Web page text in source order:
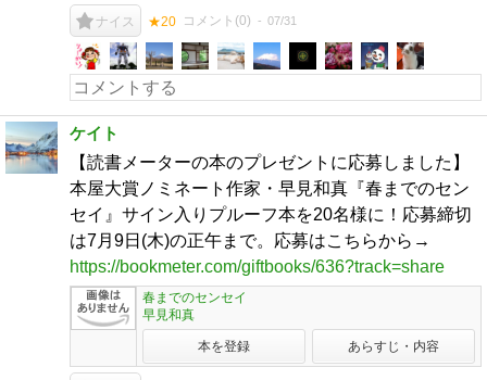
ナイス ★20 コメント(0) 07/31
ケイト
【読書メーターの本のプレゼントに応募しました】
本屋大賞ノミネート作家・早見和真『春までのセン
セイ』サイン入りプルーフ本を20名様に！応募締切
は7月9日(木)の正午まで。応募はこちらから→
https://bookmeter.com/giftbooks/636?track=share
春までのセンセイ
早見和真
本を登録 あらすじ・内容